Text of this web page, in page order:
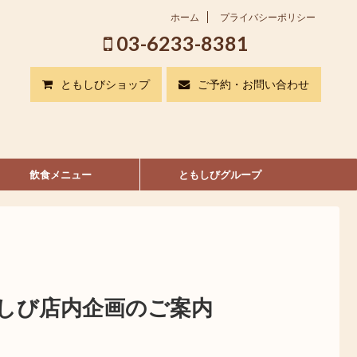
ホーム プライバシーポリシー
03-6233-8381
ともしびショップ ご予約・お問い合わせ
飲食メニュー ともしびグループ
び店内企画のご案内